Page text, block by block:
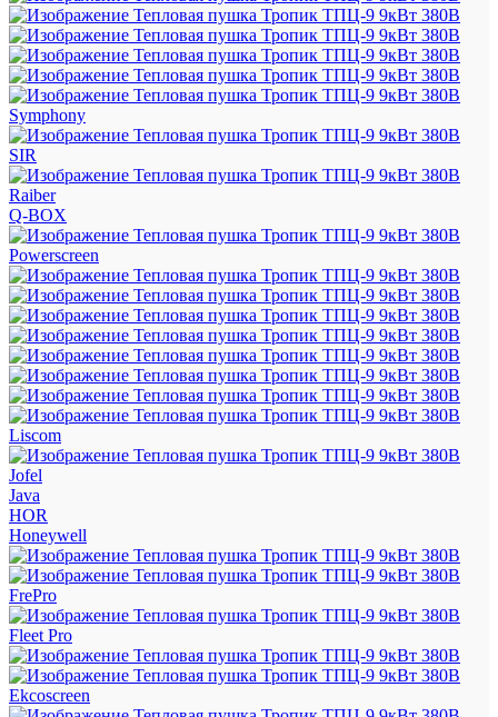
Symphony
SIR
Raiber
Q-BOX
Powerscreen
Liscom
Jofel
Java
HOR
Honeywell
FrePro
Fleet Pro
Ekcoscreen